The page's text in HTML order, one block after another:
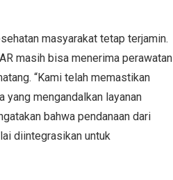
masyarakat tetap terjamin.
masih bisa menerima perawatan
“Kami telah memastikan
yang mengandalkan layanan
bahwa pendanaan dari
diintegrasikan untuk